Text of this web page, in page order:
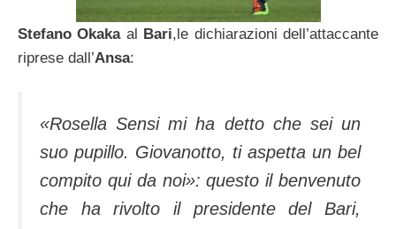
Stefano Okakaal Bari,le dichiarazioni dell’attaccante
riprese dall’Ansa:
«Rosella Sensi mi ha detto che sei un
suo pupillo. Giovanotto, ti aspetta un bel
compito qui da noi»: questo il benvenuto
che ha rivolto il presidente del Bari,